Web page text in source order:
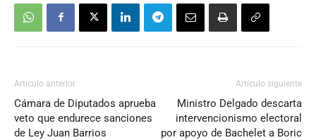
Artículo anterior
Cámara de Diputados aprueba
veto que endurece sanciones
de Ley Juan Barrios
Artículo siguiente
Ministro Delgado descarta
intervencionismo electoral
por apoyo de Bachelet a Boric